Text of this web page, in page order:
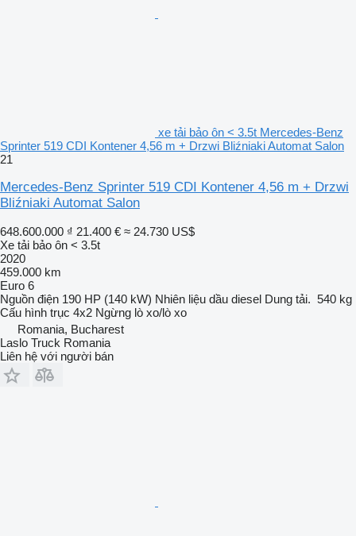
xe tải bảo ôn < 3.5t Mercedes-Benz
Sprinter 519 CDI Kontener 4,56 m + Drzwi Bliźniaki Automat Salon
21
Mercedes-Benz Sprinter 519 CDI Kontener 4,56 m + Drzwi
Bliźniaki Automat Salon
648.600.000 ₫ 21.400 € ≈ 24.730 US$
Xe tải bảo ôn < 3.5t
2020
459.000 km
Euro 6
Nguồn điện 190 HP (140 kW) Nhiên liệu dầu diesel Dung tải. 540 kg
Cấu hình trục 4x2 Ngừng lò xo/lò xo
Romania, Bucharest
Laslo Truck Romania
Liên hệ với người bán